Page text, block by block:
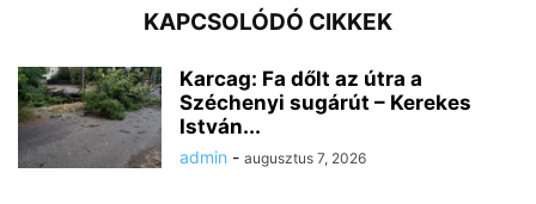
KAPCSOLÓDÓ CIKKEK
Karcag: Fa dőlt az útra a
Széchenyi sugárút – Kerekes
István...
admin - augusztus 7, 2026